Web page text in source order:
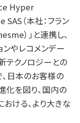
Hyper
（本社：フラン
）」と連携し、
ンやレコメンデー
テクノロジーとの
日本のお客様の
化を図り、国内の
ける、より大きな